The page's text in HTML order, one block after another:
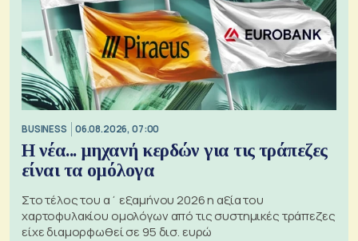
BUSINESS 06.08.2026, 07:00
Η νέα... μηχανή κερδών για τις τράπεζες
είναι τα ομόλογα
Στο τέλος του α΄ εξαμήνου 2026 η αξία του
χαρτοφυλακίου ομολόγων από τις συστημικές τράπεζες
είχε διαμορφωθεί σε 95 δισ. ευρώ